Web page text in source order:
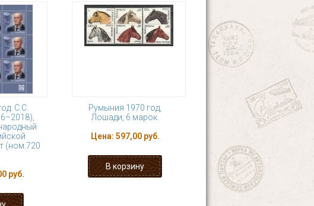
С.С.
(ном.720
руб.
Румыния 1970 год,
Лошади, 6 марок.
Цена: 597,00 руб.